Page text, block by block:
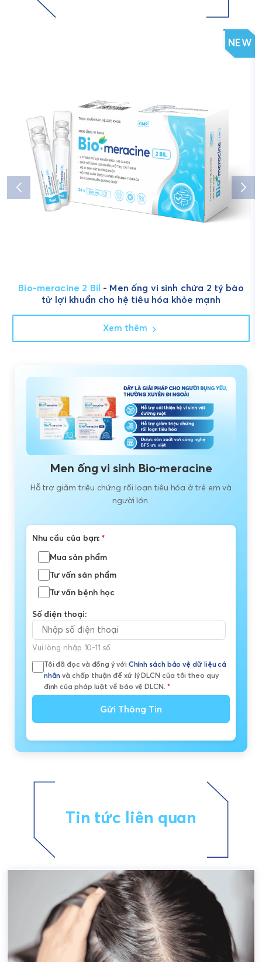
NEW
Bio-meracine 2 Bil - Men ống vi sinh chứa 2 tỷ bào
tử lợi khuẩn cho hệ tiêu hóa khỏe mạnh
Xem thêm
Men ống vi sinh Bio-meracine
Hỗ trợ giảm triệu chứng rối loạn tiêu hóa ở trẻ em và
người lớn.
Nhu cầu của bạn:*
Mua sản phẩm
Tư vấn sản phẩm
Tư vấn bệnh học
Số điện thoại:
Vui lòng nhập 10-11 số
Tôi đã đọc và đồng ý với Chính sách bảo vệ dữ liệu cá
nhân và chấp thuận để xử lý DLCN của tôi theo quy
định của pháp luật về bảo vệ DLCN. *
Gửi Thông Tin
Tin tức liên quan